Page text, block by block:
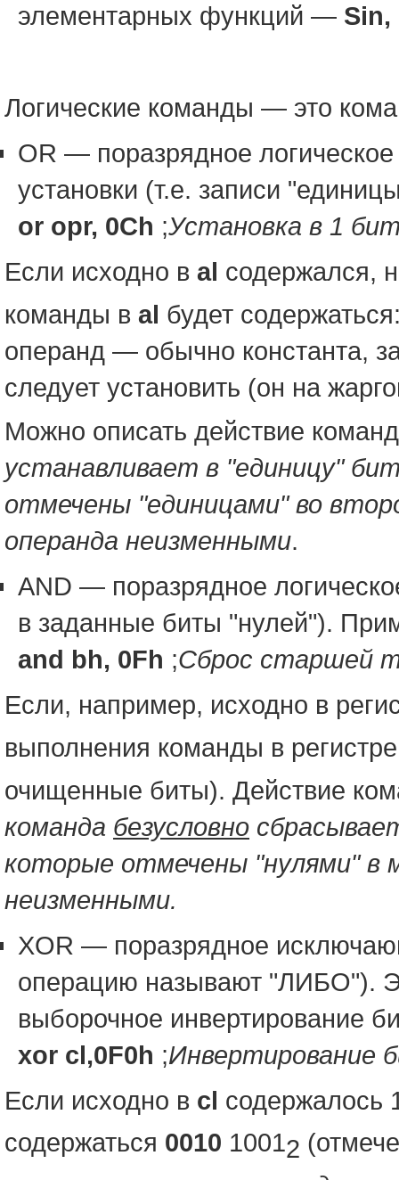
элементарных функций — Sin,
Логические команды — это
OR — поразрядное
установки (т.е. записи
or opr, 0Ch ;Установка в 1
Если исходно в al содержался,
команды в al будет
операнд — обычно константа,
следует установить (он на
Можно описать действие
устанавливает в "единицу"
отмечены "единицами" во
операнда неизменными.
AND — поразрядное
в заданные биты "нулей").
and bh, 0Fh ;Сброс старшей
Если, например, исходно в
выполнения команды в регистре
очищенные биты). Действие
команда безусловно
которые отмечены "нулями" в
неизменными.
XOR — поразрядное
операцию называют "ЛИБО").
выборочное инвертирование
xor cl,0F0h ;Инвертирование
Если исходно в cl содержалось
содержаться 0010 10012